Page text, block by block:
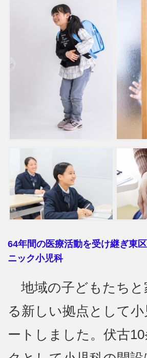
64年間の医療活動を受け継ぎ東
ニック小児科
地域の子どもたちと
る新しい拠点として小
ートしました。伏古